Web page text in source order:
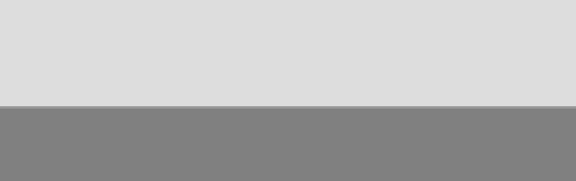
inkl. Parklenkassistent